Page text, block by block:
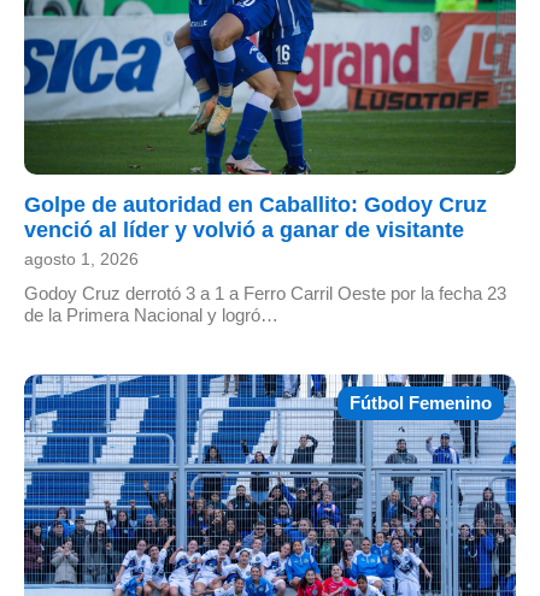
Golpe de autoridad en Caballito: Godoy Cruz
venció al líder y volvió a ganar de visitante
agosto 1, 2026
Godoy Cruz derrotó 3 a 1 a Ferro Carril Oeste por la fecha 23
de la Primera Nacional y logró…
Fútbol Femenino